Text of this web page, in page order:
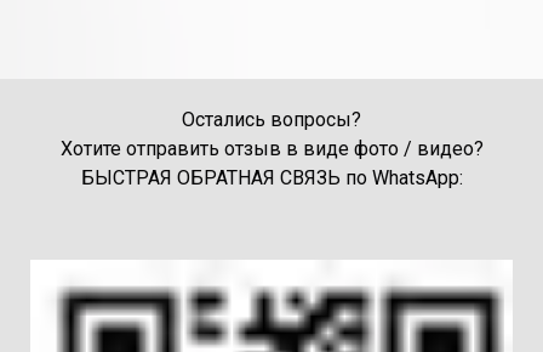
Остались вопросы?
Хотите отправить отзыв в виде фото / видео?
БЫСТРАЯ ОБРАТНАЯ СВЯЗЬ по WhatsApp: